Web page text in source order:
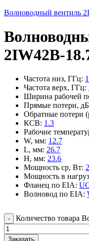
Волноводный вентиль
2IW42B-
Частота низ, ГГц:
Частота верх, ГГц:
Ширина рабочей
Прямые потери, дБ
Обратные потери
КСВ: 1.3
Рабочие
W, мм: 12.7
L, мм: 26.7
H, мм: 23.6
Мощность ср, Вт: 2
Мощность в
Фланец по EIA:
Волновод по EIA:
Количество товара
Заказать